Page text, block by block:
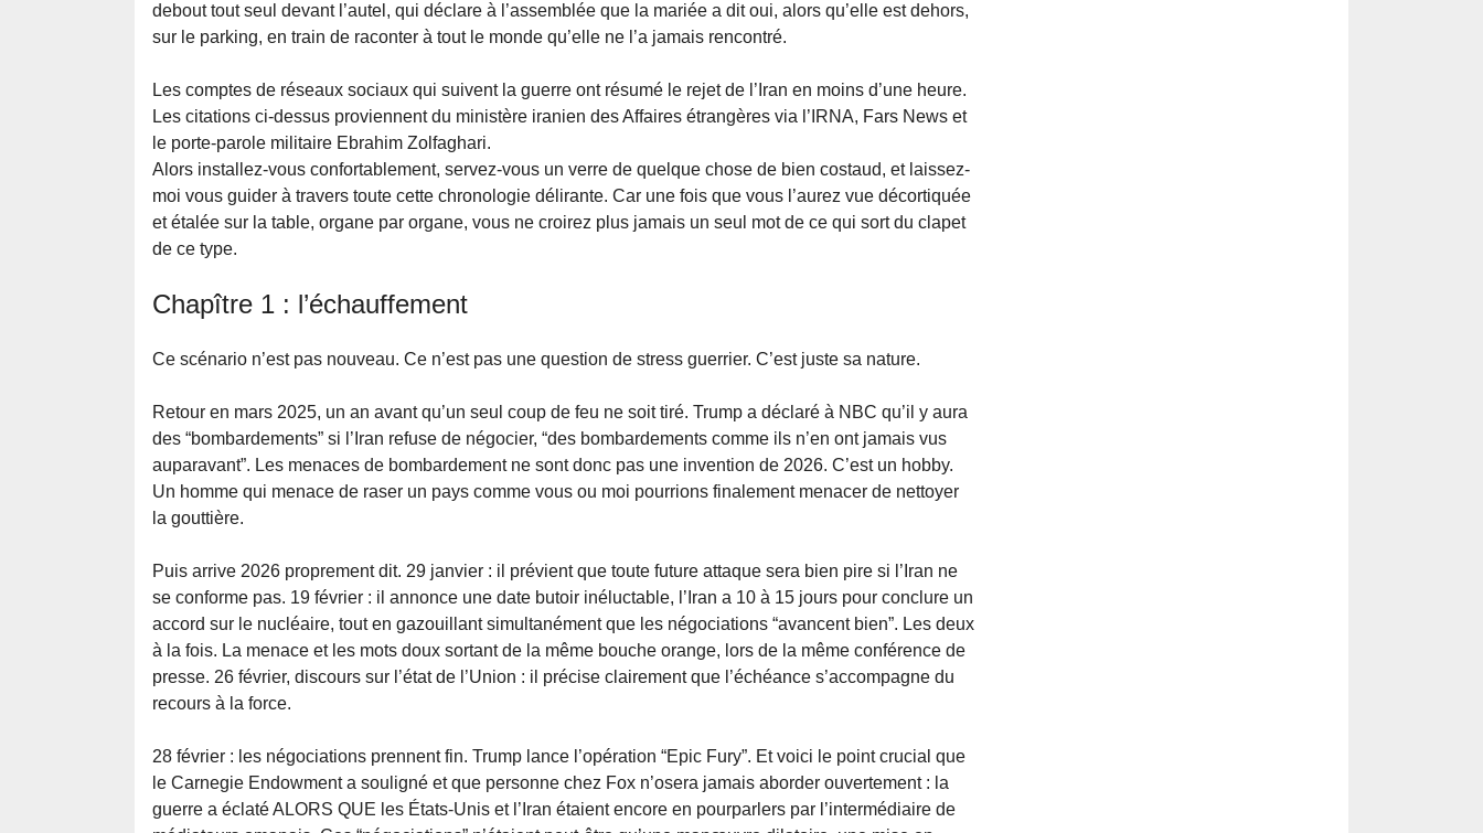
debout tout seul devant l’autel, qui déclare à l’assemblée que la mariée a dit oui, alors qu’elle est dehors,
sur le parking, en train de raconter à tout le monde qu’elle ne l’a jamais rencontré.
Les comptes de réseaux sociaux qui suivent la guerre ont résumé le rejet de l’Iran en moins d’une heure.
Les citations ci-dessus proviennent du ministère iranien des Affaires étrangères via l’IRNA, Fars News et
le porte-parole militaire Ebrahim Zolfaghari.
Alors installez-vous confortablement, servez-vous un verre de quelque chose de bien costaud, et laissez-
moi vous guider à travers toute cette chronologie délirante. Car une fois que vous l’aurez vue décortiquée
et étalée sur la table, organe par organe, vous ne croirez plus jamais un seul mot de ce qui sort du clapet
de ce type.
Chapître 1 : l’échauffement
Ce scénario n’est pas nouveau. Ce n’est pas une question de stress guerrier. C’est juste sa nature.
Retour en mars 2025, un an avant qu’un seul coup de feu ne soit tiré. Trump a déclaré à NBC qu’il y aura
des “bombardements” si l’Iran refuse de négocier, “des bombardements comme ils n’en ont jamais vus
auparavant”. Les menaces de bombardement ne sont donc pas une invention de 2026. C’est un hobby.
Un homme qui menace de raser un pays comme vous ou moi pourrions finalement menacer de nettoyer
la gouttière.
Puis arrive 2026 proprement dit. 29 janvier : il prévient que toute future attaque sera bien pire si l’Iran ne
se conforme pas. 19 février : il annonce une date butoir inéluctable, l’Iran a 10 à 15 jours pour conclure un
accord sur le nucléaire, tout en gazouillant simultanément que les négociations “avancent bien”. Les deux
à la fois. La menace et les mots doux sortant de la même bouche orange, lors de la même conférence de
presse. 26 février, discours sur l’état de l’Union : il précise clairement que l’échéance s’accompagne du
recours à la force.
28 février : les négociations prennent fin. Trump lance l’opération “Epic Fury”. Et voici le point crucial que
le Carnegie Endowment a souligné et que personne chez Fox n’osera jamais aborder ouvertement : la
guerre a éclaté ALORS QUE les États-Unis et l’Iran étaient encore en pourparlers par l’intermédiaire de